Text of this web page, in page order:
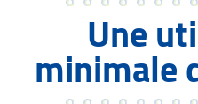
Une
minimale